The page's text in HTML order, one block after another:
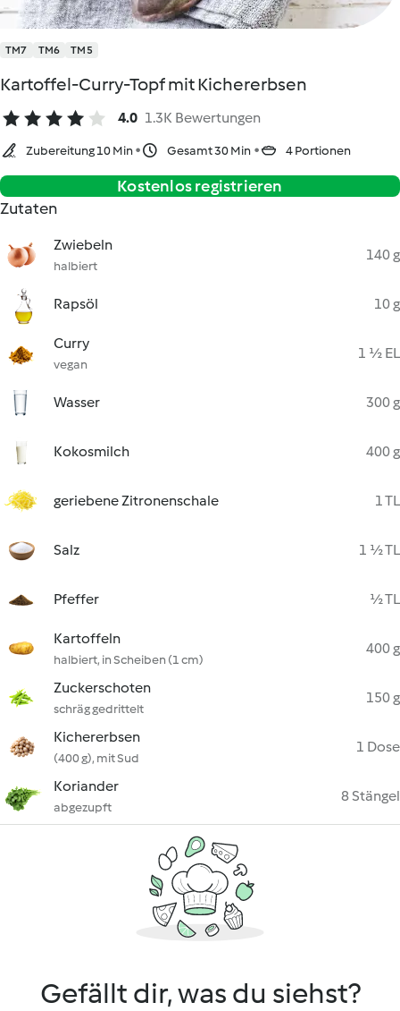
TM7 TM6 TM5
Kartoffel-Curry-Topf mit Kichererbsen
4.0 1.3K Bewertungen
Zubereitung 10 Min Gesamt 30 Min 4 Portionen
Kostenlos registrieren
Zutaten
Zwiebeln
halbiert
140 g
Rapsöl 10 g
Curry
vegan
1 ½ EL
Wasser 300 g
Kokosmilch 400 g
geriebene Zitronenschale 1 TL
Salz 1 ½ TL
Pfeffer ½ TL
Kartoffeln
halbiert, in Scheiben (1 cm)
400 g
Zuckerschoten
schräg gedrittelt
150 g
Kichererbsen
(400 g), mit Sud
1 Dose
Koriander
abgezupft
8 Stängel
Gefällt dir, was du siehst?